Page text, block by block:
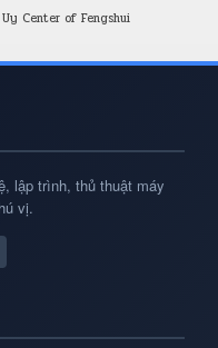
Center of Fengshui
lập trình, thủ thuật máy
vị.